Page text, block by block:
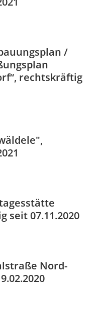
/
rechtskräftig
seit 07.11.2020
Nord-